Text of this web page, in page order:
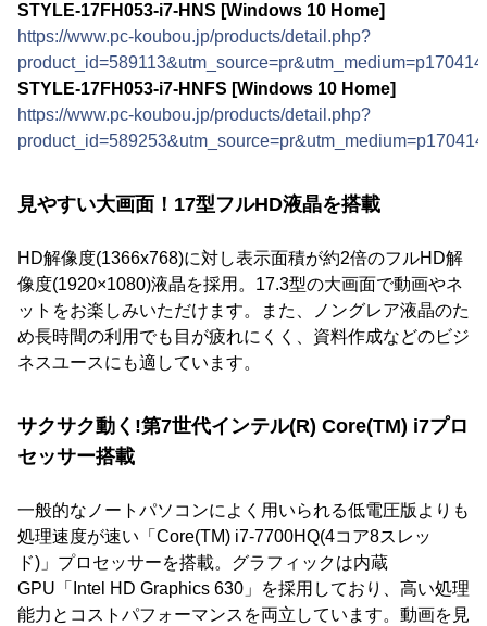
STYLE-17FH053-i7-HNS [Windows 10 Home]
https://www.pc-koubou.jp/products/detail.php?
STYLE-17FH053-i7-HNFS [Windows 10 Home]
https://www.pc-koubou.jp/products/detail.php?
見やすい大画面！17型フルHD液晶を搭載
HD解像度(1366x768)に対し表示面積が約2倍のフルHD解
像度(1920×1080)液晶を採用。17.3型の大画面で動画やネ
ットをお楽しみいただけます。また、ノングレア液晶のた
め長時間の利用でも目が疲れにくく、資料作成などのビジ
ネスユースにも適しています。
サクサク動く!第7世代インテル(R) Core(TM) i7プロ
セッサー搭載
一般的なノートパソコンによく用いられる低電圧版よりも
処理速度が速い「Core(TM) i7-7700HQ(4コア8スレッ
ド)」プロセッサーを搭載。グラフィックは内蔵
GPU「Intel HD Graphics 630」を採用しており、高い処理
能力とコストパフォーマンスを両立しています。動画を見